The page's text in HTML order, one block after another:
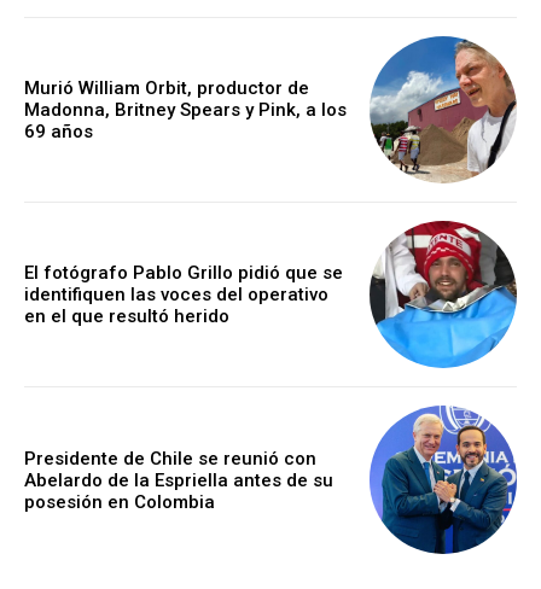
Murió William Orbit, productor de
Madonna, Britney Spears y Pink, a los
69 años
El fotógrafo Pablo Grillo pidió que se
identifiquen las voces del operativo
en el que resultó herido
Presidente de Chile se reunió con
Abelardo de la Espriella antes de su
posesión en Colombia